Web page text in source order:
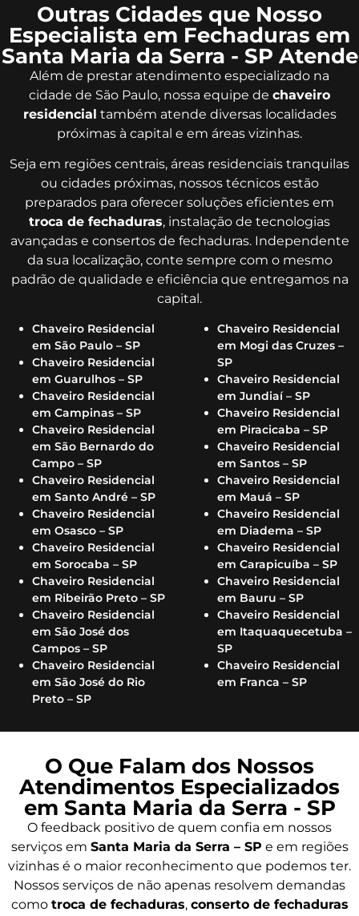
Outras Cidades que Nosso
Especialista em Fechaduras em
Santa Maria da Serra - SP Atende
Além de prestar atendimento especializado na
cidade de São Paulo, nossa equipe de chaveiro
residencial também atende diversas localidades
próximas à capital e em áreas vizinhas.
Seja em regiões centrais, áreas residenciais tranquilas
ou cidades próximas, nossos técnicos estão
preparados para oferecer soluções eficientes em
troca de fechaduras, instalação de tecnologias
avançadas e consertos de fechaduras. Independente
da sua localização, conte sempre com o mesmo
padrão de qualidade e eficiência que entregamos na
capital.
Chaveiro Residencial
em São Paulo – SP
Chaveiro Residencial
em Guarulhos – SP
Chaveiro Residencial
em Campinas – SP
Chaveiro Residencial
em São Bernardo do
Campo – SP
Chaveiro Residencial
em Santo André – SP
Chaveiro Residencial
em Osasco – SP
Chaveiro Residencial
em Sorocaba – SP
Chaveiro Residencial
em Ribeirão Preto – SP
Chaveiro Residencial
em São José dos
Campos – SP
Chaveiro Residencial
em São José do Rio
Preto – SP
Chaveiro Residencial
em Mogi das Cruzes –
SP
Chaveiro Residencial
em Jundiaí – SP
Chaveiro Residencial
em Piracicaba – SP
Chaveiro Residencial
em Santos – SP
Chaveiro Residencial
em Mauá – SP
Chaveiro Residencial
em Diadema – SP
Chaveiro Residencial
em Carapicuíba – SP
Chaveiro Residencial
em Bauru – SP
Chaveiro Residencial
em Itaquaquecetuba –
SP
Chaveiro Residencial
em Franca – SP
O Que Falam dos Nossos
Atendimentos Especializados
em Santa Maria da Serra - SP
O feedback positivo de quem confia em nossos
serviços em Santa Maria da Serra – SP e em regiões
vizinhas é o maior reconhecimento que podemos ter.
Nossos serviços de não apenas resolvem demandas
como troca de fechaduras, conserto de fechaduras